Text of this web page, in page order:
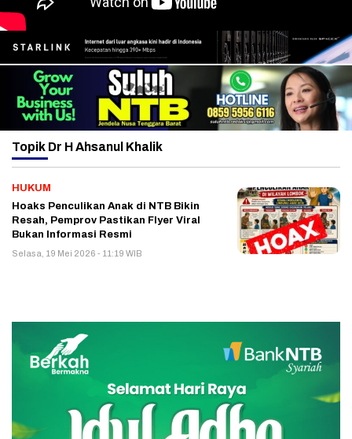
Topik Dr H Ahsanul Khalik
HUKUM
Hoaks Penculikan Anak di NTB Bikin
Resah, Pemprov Pastikan Flyer Viral
Bukan Informasi Resmi
Selasa, 19 Mei 2026 - 11:19 WIB